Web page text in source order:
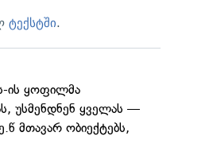
ტექსტში.
ის ყოფილმა
უსმენდნენ ყველას —
მთავარ ობიექტებს,